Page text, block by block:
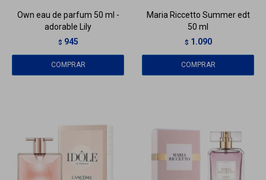
Own eau de parfum 50 ml -
adorable Lily
$ 945
Maria Riccetto Summer edt
50 ml
$ 1.090